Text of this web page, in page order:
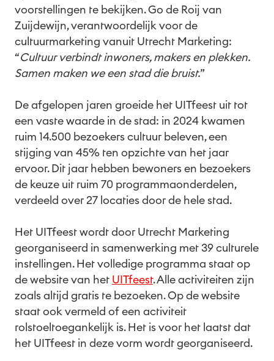
voorstellingen te bekijken. Go de Roij van
Zuijdewijn, verantwoordelijk voor de
cultuurmarketing vanuit Utrecht Marketing:
“Cultuur verbindt inwoners, makers en plekken.
Samen maken we een stad die bruist.”
De afgelopen jaren groeide het UITfeest uit tot
een vaste waarde in de stad: in 2024 kwamen
ruim 14.500 bezoekers cultuur beleven, een
stijging van 45% ten opzichte van het jaar
ervoor. Dit jaar hebben bewoners en bezoekers
de keuze uit ruim 70 programmaonderdelen,
verdeeld over 27 locaties door de hele stad.
Het UITfeest wordt door Utrecht Marketing
georganiseerd in samenwerking met 39 culturele
instellingen. Het volledige programma staat op
de website van het UITfeest. Alle activiteiten zijn
zoals altijd gratis te bezoeken. Op de website
staat ook vermeld of een activiteit
rolstoeltoegankelijk is. Het is voor het laatst dat
het UITfeest in deze vorm wordt georganiseerd.